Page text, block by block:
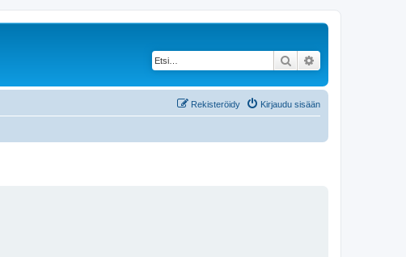
Etsi
Kirjaudu sisään
Rekisteröidy